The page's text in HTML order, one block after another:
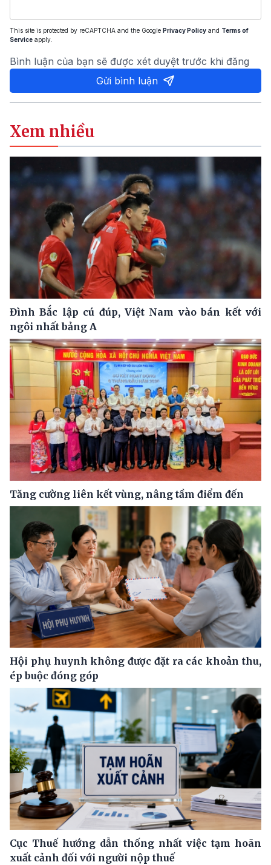
This site is protected by reCAPTCHA and the Google Privacy Policy and Terms of
Service apply.
Bình luận của bạn sẽ được xét duyệt trước khi đăng
Gửi bình luận
Xem nhiều
Đình Bắc lập cú đúp, Việt Nam vào bán kết với
ngôi nhất bảng A
Tăng cường liên kết vùng, nâng tầm điểm đến
Hội phụ huynh không được đặt ra các khoản thu,
ép buộc đóng góp
Cục Thuế hướng dẫn thống nhất việc tạm hoãn
xuất cảnh đối với người nộp thuế